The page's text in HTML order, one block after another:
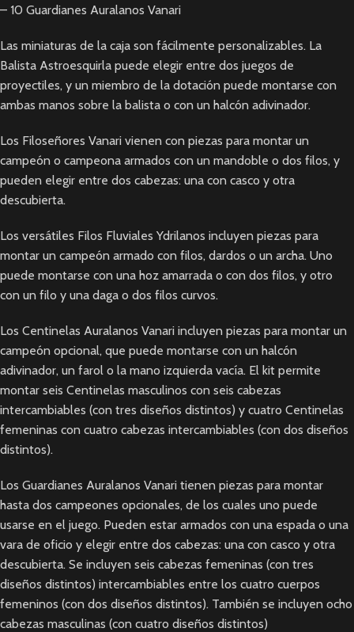
– 10 Guardianes Auralanos Vanari
Las miniaturas de la caja son fácilmente personalizables. La
Balista Astroesquirla puede elegir entre dos juegos de
proyectiles, y un miembro de la dotación puede montarse con
ambas manos sobre la balista o con un halcón adivinador.
Los Filoseñores Vanari vienen con piezas para montar un
campeón o campeona armados con un mandoble o dos filos, y
pueden elegir entre dos cabezas: una con casco y otra
descubierta.
Los versátiles Filos Fluviales Ydrilanos incluyen piezas para
montar un campeón armado con filos, dardos o un archa. Uno
puede montarse con una hoz amarrada o con dos filos, y otro
con un filo y una daga o dos filos curvos.
Los Centinelas Auralanos Vanari incluyen piezas para montar un
campeón opcional, que puede montarse con un halcón
adivinador, un farol o la mano izquierda vacía. El kit permite
montar seis Centinelas masculinos con seis cabezas
intercambiables (con tres diseños distintos) y cuatro Centinelas
femeninas con cuatro cabezas intercambiables (con dos diseños
distintos).
Los Guardianes Auralanos Vanari tienen piezas para montar
hasta dos campeones opcionales, de los cuales uno puede
usarse en el juego. Pueden estar armados con una espada o una
vara de oficio y elegir entre dos cabezas: una con casco y otra
descubierta. Se incluyen seis cabezas femeninas (con tres
diseños distintos) intercambiables entre los cuatro cuerpos
femeninos (con dos diseños distintos). También se incluyen ocho
cabezas masculinas (con cuatro diseños distintos)